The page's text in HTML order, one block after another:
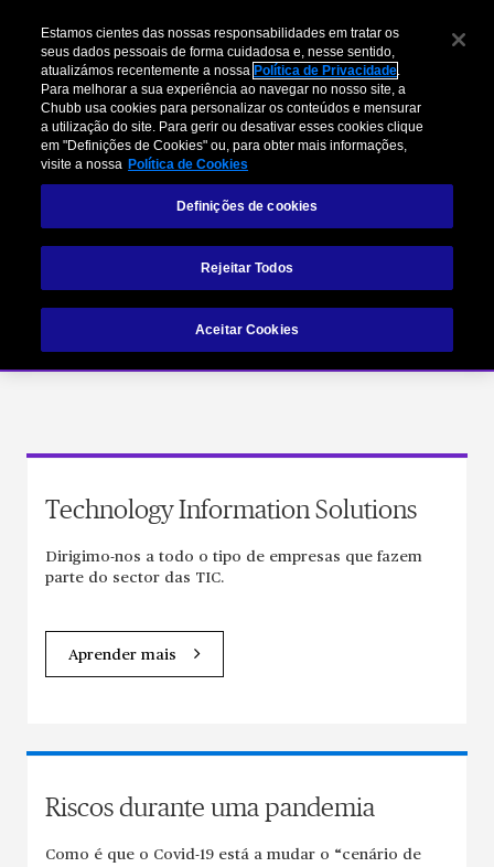
Industry Practices
Technology Information Solutions
Dirigimo-nos a todo o tipo de empresas que fazem
parte do sector das TIC.
Aprender mais
Riscos durante uma pandemia
Como é que o Covid-19 está a mudar o “cenário de
Estamos cientes das nossas responsabilidades em tratar os
seus dados pessoais de forma cuidadosa e, nesse sentido,
atualizámos recentemente a nossa Política de Privacidade.
Para melhorar a sua experiência ao navegar no nosso site, a
Chubb usa cookies para personalizar os conteúdos e mensurar
a utilização do site. Para gerir ou desativar esses cookies clique
em "Definições de Cookies" ou, para obter mais informações,
visite a nossa Política de Cookies
Definições de cookies
Rejeitar Todos
Aceitar Cookies